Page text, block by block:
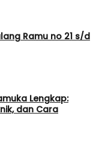
Ramu no 21 s/d
Lengkap:
dan Cara